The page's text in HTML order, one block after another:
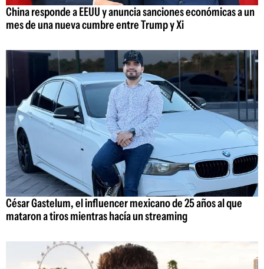
China responde a EEUU y anuncia sanciones económicas a un
mes de una nueva cumbre entre Trump y Xi
César Gastelum, el influencer mexicano de 25 años al que
mataron a tiros mientras hacía un streaming